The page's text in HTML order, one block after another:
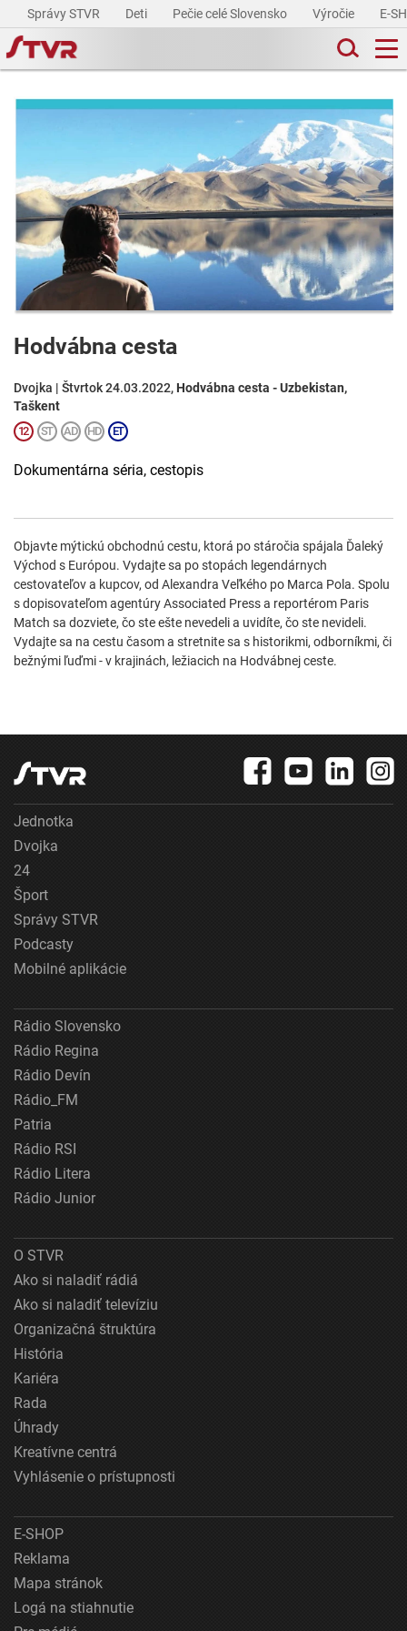
Správy STVR Deti Pečie celé Slovensko Výročie E-
Hodvábna cesta
Dvojka | Štvrtok 24.03.2022, Hodvábna cesta - Uzbekistan,
Taškent
Dokumentárna séria, cestopis
Objavte mýtickú obchodnú cestu, ktorá po stáročia spájala Ďaleký
Východ s Európou. Vydajte sa po stopách legendárnych
cestovateľov a kupcov, od Alexandra Veľkého po Marca Pola. Spolu
s dopisovateľom agentúry Associated Press a reportérom Paris
Match sa dozviete, čo ste ešte nevedeli a uvidíte, čo ste nevideli.
Vydajte sa na cestu časom a stretnite sa s historikmi, odborníkmi, či
bežnými ľuďmi - v krajinách, ležiacich na Hodvábnej ceste.
Jednotka
Dvojka
24
Šport
Správy STVR
Podcasty
Mobilné aplikácie
Rádio Slovensko
Rádio Regina
Rádio Devín
Rádio_FM
Patria
Rádio RSI
Rádio Litera
Rádio Junior
O STVR
Ako si naladiť rádiá
Ako si naladiť televíziu
Organizačná štruktúra
História
Kariéra
Rada
Úhrady
Kreatívne centrá
Vyhlásenie o prístupnosti
E-SHOP
Reklama
Mapa stránok
Logá na stiahnutie